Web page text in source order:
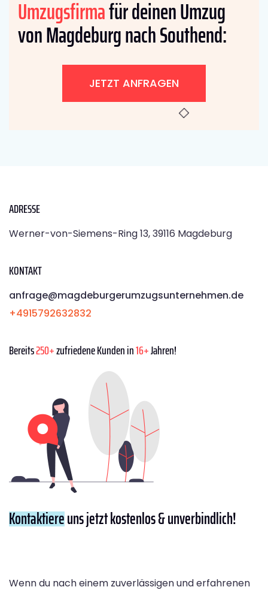
Umzugsfirmafür deinen Umzug
von Magdeburg nach Southend:
JETZT ANFRAGEN
ADRESSE
Werner-von-Siemens-Ring 13, 39116 Magdeburg
KONTAKT
anfrage@magdeburgerumzugsunternehmen.de
+4915792632832
Bereits250+zufriedene Kunden in16+Jahren!
Kontaktiereuns jetzt kostenlos & unverbindlich!
Wenn du nach einem zuverlässigen und erfahrenen